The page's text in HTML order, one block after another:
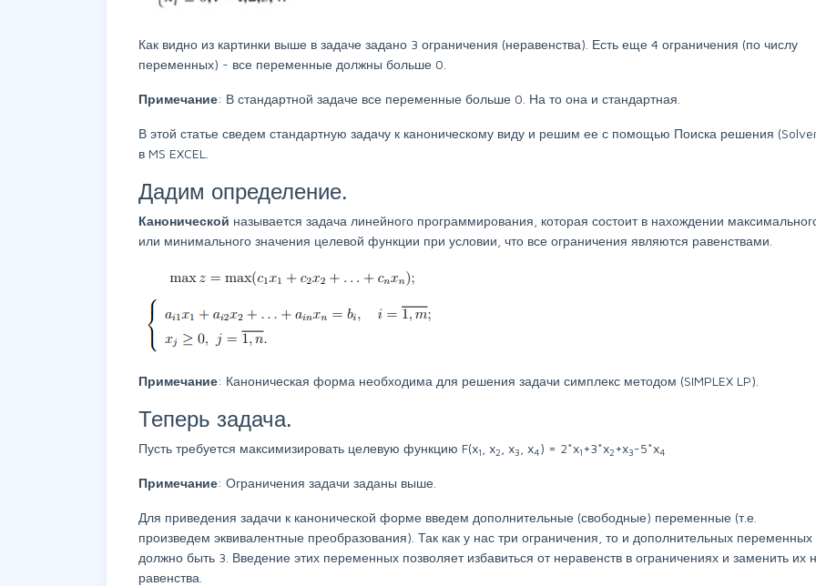
Как видно из картинки выше в задаче задано 3 ограничения (неравенства). Есть еще 4 ограничения (по числу
переменных) - все переменные должны больше 0.
Примечание: В стандартной задаче все переменные больше 0. На то она и стандартная.
В этой статье сведем стандартную задачу к каноническому виду и решим ее с помощью Поиска решения
в MS EXCEL.
Дадим определение.
Канонической называется задача линейного программирования, которая состоит в нахождении
или минимального значения целевой функции при условии, что все ограничения являются равенствами.
Примечание: Каноническая форма необходима для решения задачи симплекс методом (SIMPLEX LP).
Теперь задача.
Пусть требуется максимизировать целевую функцию F(x1 , x2 , x3 , x4) = 2*x1+3*x2+x3-5*x4
Примечание: Ограничения задачи заданы выше.
Для приведения задачи к канонической форме введем дополнительные (свободные) переменные (т.е.
произведем эквивалентные преобразования). Так как у нас три ограничения, то и дополнительных переменных
должно быть 3. Введение этих переменных позволяет избавиться от неравенств в ограничениях и заменить их
равенства.